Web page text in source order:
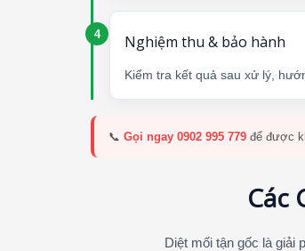
Nghiệm thu & bảo hành
Kiểm tra kết quả sau xử lý,
📞 Gọi ngay 0902 995 779 để được
Các
Diệt mối tận gốc là giải